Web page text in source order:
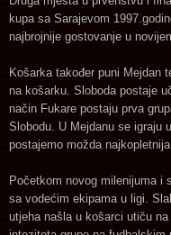
kupa sa Sarajevom
najbrojnije gostovanje u
Košarka također puni Mejdan
na košarku. Sloboda postaje
način Fukare postaju prva
Slobodu. U Mejdanu se igraju
postajemo možda
Početkom novog milenijuma i
sa vodećim ekipama u ligi.
utjeha našla u košarci utiču